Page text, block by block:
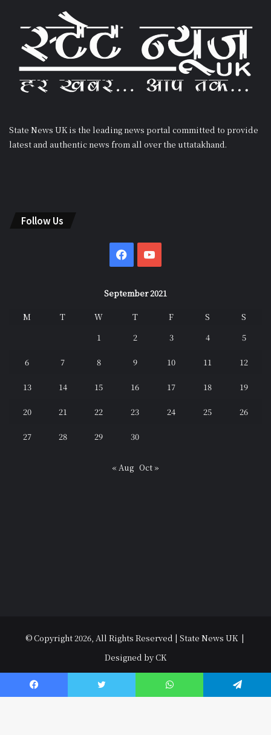
State News UK is the leading news portal committed to provide
latest and authentic news from all over the uttatakhand.
Follow Us
Facebook
September 2021
M T W T F S
S
1
2 3 4 5
6 7 8 9 10 11 12
13 14 15 16 17 18 19
20 21 22 23 24 25 26
27 28 29 30
« Aug Oct »
© Copyright 2026, All Rights Reserved | State News UK |
Designed by CK
विधानसभा चुनाव 2022
उत्तराखंड उत्तर प्रदेश धर्म-संस्कृति राजनीति
पर्यटन
मनोरंजन
अपराध हल्ला बोल मौसम अजब गजब युथ Contact Us
Facebook Twitter WhatsApp Telegram